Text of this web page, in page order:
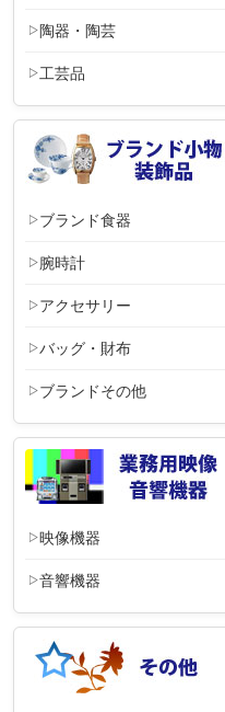
陶器・陶芸
工芸品
ブランド食器
腕時計
アクセサリー
バッグ・財布
ブランドその他
映像機器
音響機器